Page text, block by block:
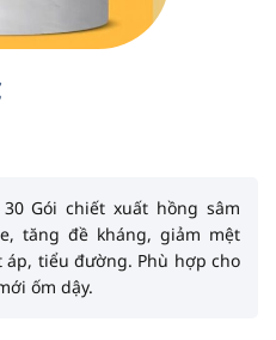
30 Gói chiết xuất hồng sâm
tăng đề kháng, giảm mệt
tiểu đường. Phù hợp cho
ốm dậy.